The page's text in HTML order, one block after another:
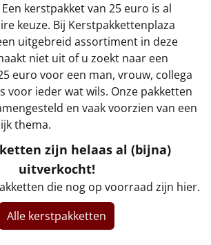
2026
kerstpakket van 25 euro is al
keuze. Bij Kerstpakkettenplaza
uitgebreid assortiment in deze
niet uit of u zoekt naar een
euro voor een man, vrouw, collega
voor ieder wat wils. Onze pakketten
en vaak voorzien van een
thema.
zijn helaas al (bijna)
uitverkocht!
die nog op voorraad zijn hier.
Alle kerstpakketten